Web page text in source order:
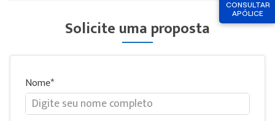
CONSULTAR
APÓLICE
Solicite uma proposta
Nome